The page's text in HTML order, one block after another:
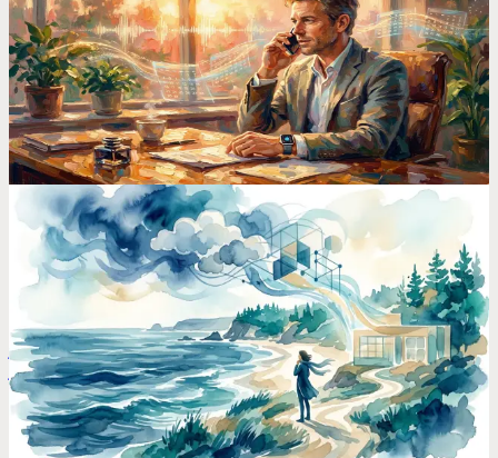
جربت 7 تطبيقات للملاحظات الصوتية في 2026.. تطبيق
واحد فقط أصبح "عقلي الثاني" البديل!
بعد تجربة كل تطبيقات تحويل الصوت إلى نص الشهيرة، وجدت
تطبيقاً واحداً فقط يحول الملاحظات الصوتية فعلياً إلى أفكار منظمة
وقابلة للبحث.
Codot: مساعد الإنتاجية والإبداع بالذكاء الاصطناعي
للمبدعين، يحوّل الأفكار المتناثرة إلى مشاريع منظمة
الأفكار المتناثرة إلى مشاريع منظمة وقابلة للتنفيذ. **بفضل
تطبيقاته على الويب و Apple Watch، يمكنك التقاط الأفكار بسهولة
بأي شكل وفي أي مكان.** يقوم الذكاء الاصطناعي تلقائيًا بفرز
وتنظيم الملاحظات وربطها معًا، مما يحافظ على الزخم الإبداعي
ويدعم التفكير غير الخطي.